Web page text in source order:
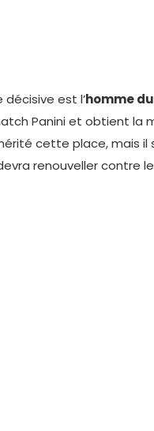
est l’homme
Panini et obtient la
cette place, mais il
renouveller contre